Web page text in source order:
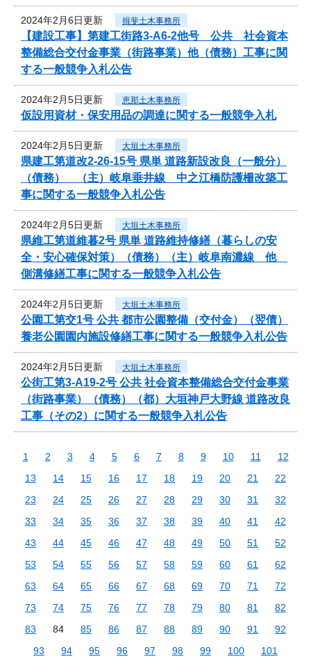
2024年2月6日更新 揖斐土木事務所
【建設工事】第建工街路3-A6-2他号 公共 社会資本
整備総合交付金事業（街路事業）他（債務）工事に関
する一般競争入札公告
2024年2月5日更新 恵那土木事務所
仮設用資材・保安用品の調達に関する一般競争入札
2024年2月5日更新 大垣土木事務所
県建工第道改2-26-15号 県単 道路新設改良（一般分）
（債務） （主）岐阜垂井線 中之江橋防護柵改築工
事に関する一般競争入札公告
2024年2月5日更新 大垣土木事務所
県維工第道維暮2号 県単 道路維持修繕（暮らしの安
全・安心確保対策）（債務）（主）岐阜南濃線 他
側溝修繕工事に関する一般競争入札公告
2024年2月5日更新 大垣土木事務所
公園工第交1号 公共 都市公園整備（交付金）（翌債）
養老公園園内施設修繕工事に関する一般競争入札公告
2024年2月5日更新 大垣土木事務所
公街工第3-A19-2号 公共 社会資本整備総合交付金事業
（街路事業）（債務）（都）大垣神戸大野線 道路改良
工事（その2）に関する一般競争入札公告
1 2 3 4 5 6 7 8 9 10 11
12
13
14 15 16 17 18 19 20 21
22
23
24 25 26 27 28 29 30 31
32
33
34 35 36 37 38 39 40 41
42
43
44 45 46 47 48 49 50 51
52
53
54 55 56 57 58 59 60 61
62
63
64 65 66 67 68 69 70 71
72
73
74 75 76 77 78 79 80 81
82
83
84 85 86 87 88 89 90 91
92
93
94 95 96 97 98 99 100
101